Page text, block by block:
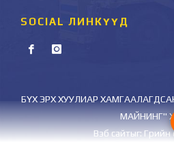
SOCIAL ЛИНКҮҮД
БҮХ ЭРХ ХУУЛИАР
МАЙНИНГ"
Вэб сайтыг:Грийн